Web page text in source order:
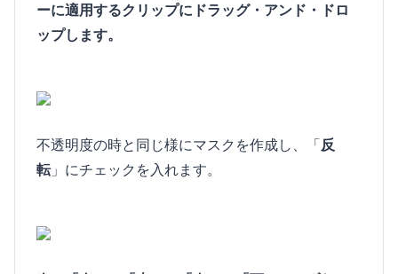
ーに適用するクリップにドラッグ・アンド・ドロ
ップします。
不透明度の時と同じ様にマスクを作成し、「反
転」にチェックを入れます。